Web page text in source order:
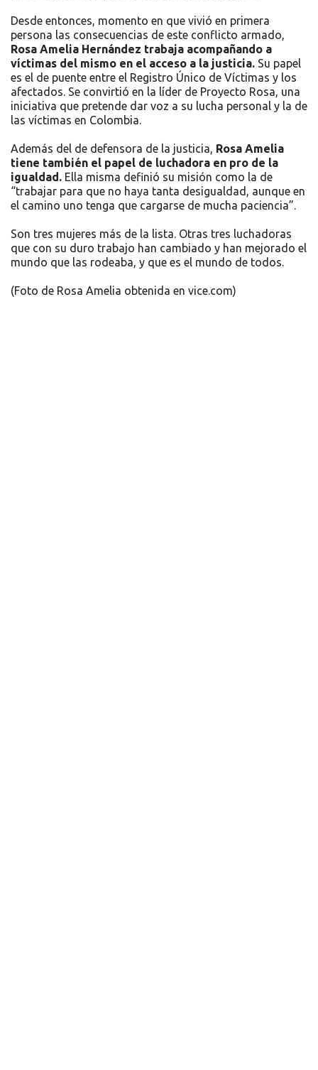
Desde entonces, momento en que vivió en primera
persona las consecuencias de este conflicto armado,
Rosa Amelia Hernández trabaja acompañando a
víctimas del mismo en el acceso a la justicia. Su papel
es el de puente entre el Registro Único de Víctimas y los
afectados. Se convirtió en la líder de Proyecto Rosa, una
iniciativa que pretende dar voz a su lucha personal y la de
las víctimas en Colombia.
Además del de defensora de la justicia, Rosa Amelia
tiene también el papel de luchadora en pro de la
igualdad. Ella misma definió su misión como la de
“trabajar para que no haya tanta desigualdad, aunque en
el camino uno tenga que cargarse de mucha paciencia”.
Son tres mujeres más de la lista. Otras tres luchadoras
que con su duro trabajo han cambiado y han mejorado el
mundo que las rodeaba, y que es el mundo de todos.
(Foto de Rosa Amelia obtenida en vice.com)